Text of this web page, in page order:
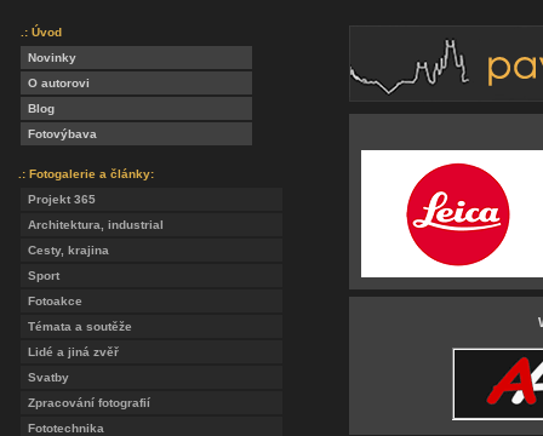
.: Úvod
Novinky
O autorovi
Blog
Fotovýbava
.: Fotogalerie a články:
Projekt 365
Architektura, industrial
Cesty, krajina
Sport
Fotoakce
Témata a soutěže
Lidé a jiná zvěř
Svatby
Zpracování fotografií
Fototechnika